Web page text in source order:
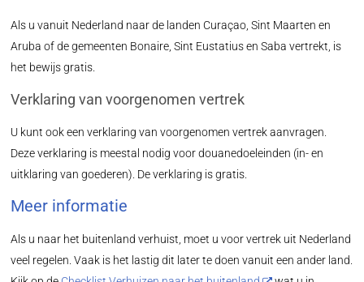
Als u vanuit Nederland naar de landen Curaçao, Sint Maarten en
Aruba of de gemeenten Bonaire, Sint Eustatius en Saba vertrekt, is
het bewijs gratis.
Verklaring van voorgenomen vertrek
U kunt ook een verklaring van voorgenomen vertrek aanvragen.
Deze verklaring is meestal nodig voor douanedoeleinden (in- en
uitklaring van goederen). De verklaring is gratis.
Meer informatie
Als u naar het buitenland verhuist, moet u voor vertrek uit Nederland
veel regelen. Vaak is het lastig dit later te doen vanuit een ander land.